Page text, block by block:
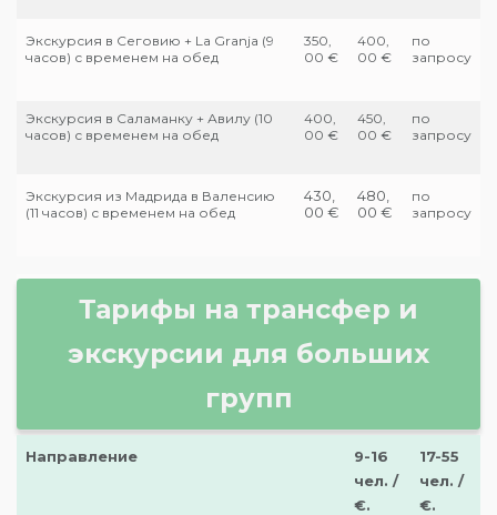
Экскурсия в Сеговию + La Granja (9
часов) с временем на обед
350,
00 €
400,
00 €
по
запросу
Экскурсия в Саламанку + Авилу (10
часов) с временем на обед
400,
00 €
450,
00 €
по
запросу
Экскурсия из Мадрида в Валенсию
(11 часов) с временем на обед
430,
00 €
480,
00 €
по
запросу
Тарифы на трансфер и
экскурсии для больших
групп
Направление
9-16
чел. /
€.
17-55
чел. /
€.